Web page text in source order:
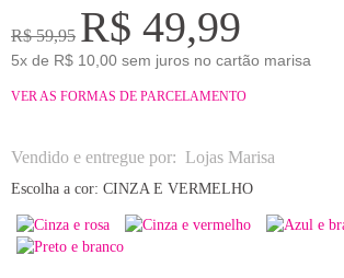
R$ 59,95 R$ 49,99
5x de R$ 10,00 sem juros no cartão marisa
VER AS FORMAS DE PARCELAMENTO
Vendido e entregue por: Lojas Marisa
Escolha a cor: CINZA E VERMELHO